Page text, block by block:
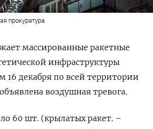
прокуратура
массированные ракетные
инфраструктуры
16 декабря по всей территории
воздушная тревога.
60 шт. (крылатых ракет. –